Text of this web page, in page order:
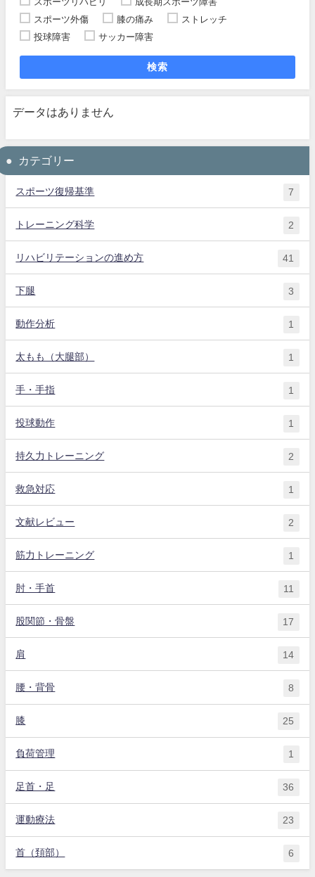
スポーツ外傷
膝の痛み
ストレッチ
投球障害
サッカー障害
検索
データはありません
カテゴリー
スポーツ復帰基準 7
トレーニング科学 2
リハビリテーションの進め方 41
下腿 3
動作分析 1
太もも（大腿部） 1
手・手指 1
投球動作 1
持久力トレーニング 2
救急対応 1
文献レビュー 2
筋力トレーニング 1
肘・手首 11
股関節・骨盤 17
肩 14
腰・背骨 8
膝 25
負荷管理 1
足首・足 36
運動療法 23
首（頚部） 6